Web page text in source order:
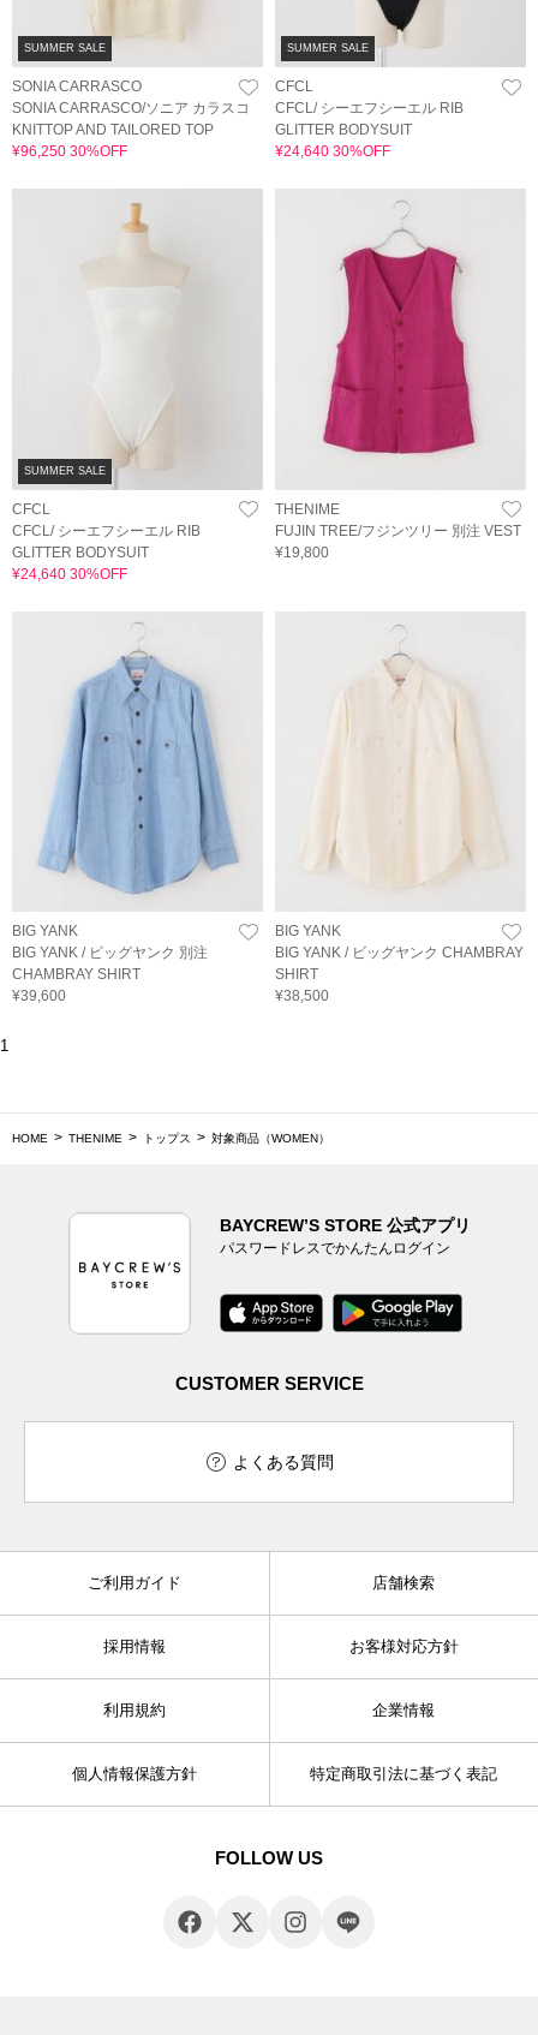
SUMMER SALE
SONIA CARRASCO
SONIA CARRASCO/ソニア カラスコ
KNITTOP AND TAILORED TOP
¥96,250 30%OFF
SUMMER SALE
CFCL
CFCL/ シーエフシーエル RIB
GLITTER BODYSUIT
¥24,640 30%OFF
SUMMER SALE
CFCL
CFCL/ シーエフシーエル RIB
GLITTER BODYSUIT
¥24,640 30%OFF
THENIME
FUJIN TREE/フジンツリー 別注 VEST
¥19,800
BIG YANK
BIG YANK / ビッグヤンク 別注
CHAMBRAY SHIRT
¥39,600
BIG YANK
BIG YANK / ビッグヤンク CHAMBRAY
SHIRT
¥38,500
1
HOME THENIME トップス 対象商品（WOMEN）
BAYCREW’S STORE 公式アプリ
パスワードレスでかんたんログイン
CUSTOMER SERVICE
よくある質問
ご利用ガイド 店舗検索
採用情報 お客様対応方針
利用規約 企業情報
個人情報保護方針 特定商取引法に基づく表記
FOLLOW US